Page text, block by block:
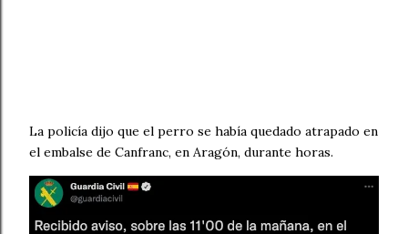
La policía dijo que el perro se había quedado atrapado en
el embalse de Canfranc, en Aragón, durante horas.